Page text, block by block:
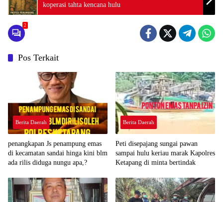
koperasi tahta kencana hulu
2
Pos Terkait
Berita Daerah
penangkapan Js penampung emas
di kecamatan sandai hinga kini blm
ada rilis diduga nungu apa,?
Berita Daerah
Peti disepajang sungai pawan
sampai hulu keriau marak Kapolres
Ketapang di minta bertindak